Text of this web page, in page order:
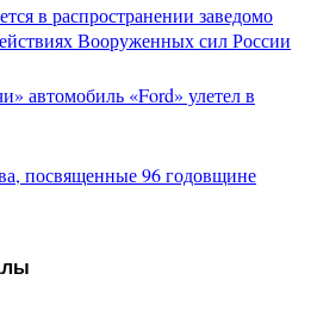
в распространении заведомо
Вооруженных сил России
автомобиль «Ford» улетел в
посвященные 96 годовщине